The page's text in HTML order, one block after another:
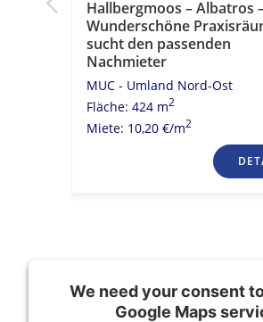
Hallbergmoos – Albatros
Wunderschöne
sucht den passenden
Nachmieter
MUC - Umland Nord-Ost
Fläche: 424 m2
Miete: 10,20 €/m2
We need your consent
Google Maps